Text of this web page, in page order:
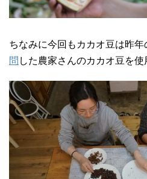
ちなみに今回もカカオ豆は昨年
問 した農家さんのカカオ豆を使